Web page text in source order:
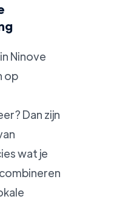
Ninove
op
Dan zijn
wat je